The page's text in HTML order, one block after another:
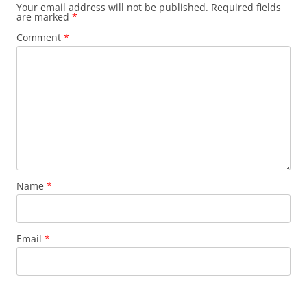
Your email address will not be published. Required fields
are marked *
Comment *
Name *
Email *